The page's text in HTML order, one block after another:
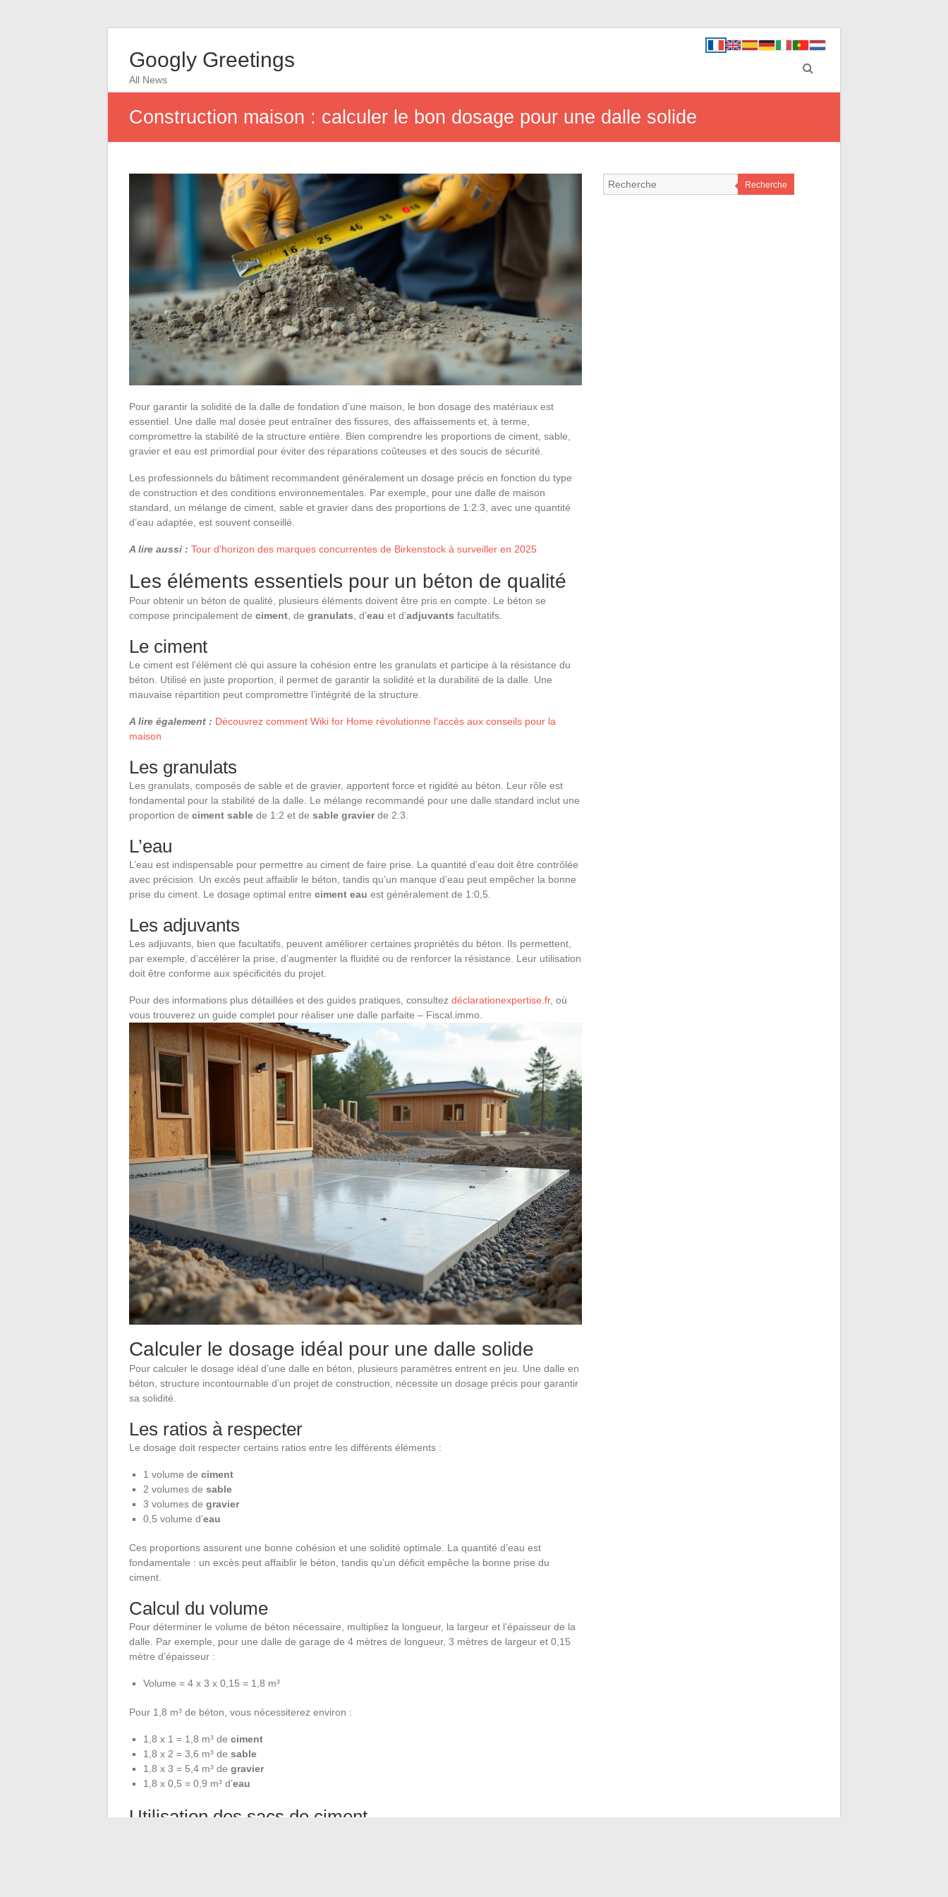
Googly Greetings
All News
Construction maison : calculer le bon dosage pour une dalle solide
Pour garantir la solidité de la dalle de fondation d’une maison, le bon dosage des matériaux est
essentiel. Une dalle mal dosée peut entraîner des fissures, des affaissements et, à terme,
compromettre la stabilité de la structure entière. Bien comprendre les proportions de ciment, sable,
gravier et eau est primordial pour éviter des réparations coûteuses et des soucis de sécurité.
Les professionnels du bâtiment recommandent généralement un dosage précis en fonction du type
de construction et des conditions environnementales. Par exemple, pour une dalle de maison
standard, un mélange de ciment, sable et gravier dans des proportions de 1:2:3, avec une quantité
d’eau adaptée, est souvent conseillé.
A lire aussi : Tour d'horizon des marques concurrentes de Birkenstock à surveiller en 2025
Les éléments essentiels pour un béton de qualité
Pour obtenir un béton de qualité, plusieurs éléments doivent être pris en compte. Le béton se
compose principalement de ciment , de granulats , d’eau et d’adjuvants facultatifs.
Le ciment
Le ciment est l’élément clé qui assure la cohésion entre les granulats et participe à la résistance du
béton. Utilisé en juste proportion, il permet de garantir la solidité et la durabilité de la dalle. Une
mauvaise répartition peut compromettre l’intégrité de la structure.
A lire également : Découvrez comment Wiki for Home révolutionne l'accès aux conseils pour la
maison
Les granulats
Les granulats, composés de sable et de gravier, apportent force et rigidité au béton. Leur rôle est
fondamental pour la stabilité de la dalle. Le mélange recommandé pour une dalle standard inclut une
proportion de ciment sable de 1:2 et de sable gravierde 2:3.
L’eau
L’eau est indispensable pour permettre au ciment de faire prise. La quantité d’eau doit être contrôlée
avec précision. Un excès peut affaiblir le béton, tandis qu’un manque d’eau peut empêcher la bonne
prise du ciment. Le dosage optimal entre ciment eau est généralement de 1:0,5.
Les adjuvants
Les adjuvants, bien que facultatifs, peuvent améliorer certaines propriétés du béton. Ils permettent,
par exemple, d’accélérer la prise, d’augmenter la fluidité ou de renforcer la résistance. Leur utilisation
doit être conforme aux spécificités du projet.
Pour des informations plus détaillées et des guides pratiques, consultez déclarationexpertise.fr, où
vous trouverez un guide complet pour réaliser une dalle parfaite – Fiscal.immo.
Calculer le dosage idéal pour une dalle solide
Pour calculer le dosage idéal d’une dalle en béton, plusieurs paramètres entrent en jeu. Une dalle en
béton, structure incontournable d’un projet de construction, nécessite un dosage précis pour garantir
sa solidité.
Les ratios à respecter
Le dosage doit respecter certains ratios entre les différents éléments :
1 volume de ciment
2 volumes de sable
3 volumes de gravier
0,5 volume d’eau
Ces proportions assurent une bonne cohésion et une solidité optimale. La quantité d’eau est
fondamentale : un excès peut affaiblir le béton, tandis qu’un déficit empêche la bonne prise du
ciment.
Calcul du volume
Pour déterminer le volume de béton nécessaire, multipliez la longueur, la largeur et l’épaisseur de la
dalle. Par exemple, pour une dalle de garage de 4 mètres de longueur, 3 mètres de largeur et 0,15
mètre d’épaisseur :
Volume = 4 x 3 x 0,15 = 1,8 m³
Pour 1,8 m³ de béton, vous nécessiterez environ :
1,8 x 1 = 1,8 m³ de ciment
1,8 x 2 = 3,6 m³ de sable
1,8 x 3 = 5,4 m³ de gravier
1,8 x 0,5 = 0,9 m³ d’eau
Utilisation des sacs de ciment
Recherche